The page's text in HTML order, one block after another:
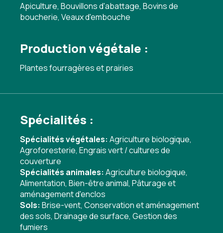
Apiculture, Bouvillons d'abattage, Bovins de
boucherie, Veaux d'embouche
Production végétale :
Plantes fourragères et prairies
Spécialités :
Spécialités végétales: Agriculture biologique,
Agroforesterie, Engrais vert / cultures de
couverture
Spécialités animales: Agriculture biologique,
Alimentation, Bien-être animal, Pâturage et
aménagement d'enclos
Sols: Brise-vent, Conservation et aménagement
des sols, Drainage de surface, Gestion des
fumiers